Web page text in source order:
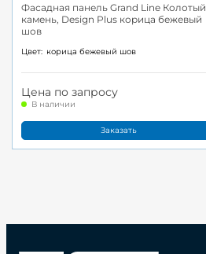
Фасадная панель Grand Line Колотый
камень, Design Plus корица бежевый
шов
Цвет: корица бежевый шов
Цена по запросу
В наличии
Заказать